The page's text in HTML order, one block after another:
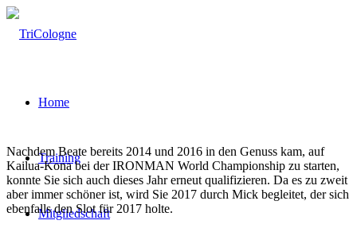
Home
Training
Mitgliedschaft
Nachdem Beate bereits 2014 und 2016 in den Genuss kam, auf
Kailua-Kona bei der IRONMAN World Championship zu starten,
konnte Sie sich auch dieses Jahr erneut qualifizieren. Da es zu zweit
aber immer schöner ist, wird Sie 2017 durch Mick begleitet, der sich
ebenfalls den Slot für 2017 holte.